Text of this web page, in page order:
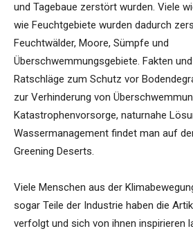
und Tagebaue zerstört wurden. Viele
wie Feuchtgebiete wurden dadurch
Feuchtwälder, Moore, Sümpfe und
Überschwemmungsgebiete. Fakten
Ratschläge zum Schutz vor
zur Verhinderung von
Katastrophenvorsorge, naturnahe
Wassermanagement findet man auf
Greening Deserts.
Viele Menschen aus der
sogar Teile der Industrie haben die
verfolgt und sich von ihnen inspirieren